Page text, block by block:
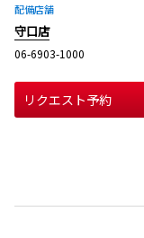
配備店舗
守口店
06-6903-1000
リクエスト予約